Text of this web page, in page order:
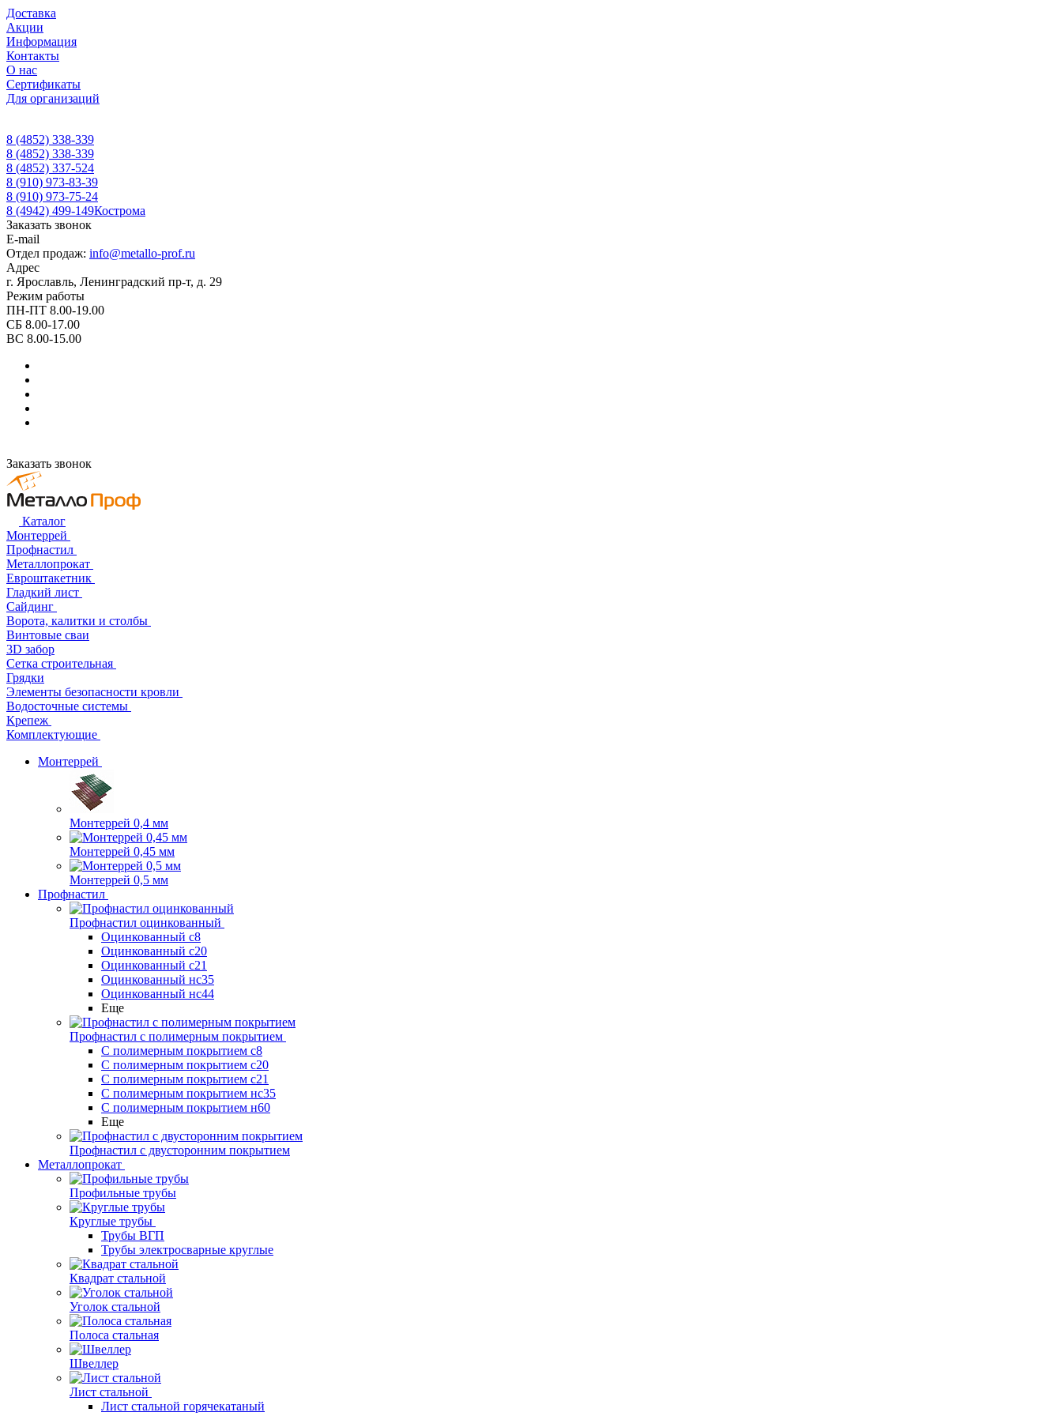
Доставка
Акции
Информация
Контакты
О нас
Сертификаты
Для организаций
8 (4852) 338-339
8 (4852) 338-339
8 (4852) 337-524
8 (910) 973-83-39
8 (910) 973-75-24
8 (4942) 499-149Кострома
Заказать звонок
E-mail
Отдел продаж: info@metallo-prof.ru
Адрес
г. Ярославль, Ленинградский пр-т, д. 29
Режим работы
ПН-ПТ 8.00-19.00
СБ 8.00-17.00
ВС 8.00-15.00
Заказать звонок
Каталог
Монтеррей
Профнастил
Металлопрокат
Евроштакетник
Гладкий лист
Сайдинг
Ворота, калитки и столбы
Винтовые сваи
3D забор
Сетка строительная
Грядки
Элементы безопасности кровли
Водосточные системы
Крепеж
Комплектующие
Монтеррей
Монтеррей 0,4 мм
Монтеррей 0,45 мм
Монтеррей 0,5 мм
Профнастил
Профнастил оцинкованный
Оцинкованный с8
Оцинкованный с20
Оцинкованный с21
Оцинкованный нс35
Оцинкованный нс44
Еще
Профнастил с полимерным покрытием
С полимерным покрытием с8
С полимерным покрытием с20
С полимерным покрытием с21
С полимерным покрытием нс35
С полимерным покрытием н60
Еще
Профнастил с двусторонним покрытием
Металлопрокат
Профильные трубы
Круглые трубы
Трубы ВГП
Трубы электросварные круглые
Квадрат стальной
Уголок стальной
Полоса стальная
Швеллер
Лист стальной
Лист стальной горячекатаный